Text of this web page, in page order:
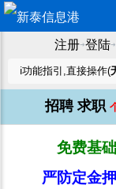
注册➜登陆➜
ℹ️功能指引,直接操作(
招聘 求职
免费基
严防定金